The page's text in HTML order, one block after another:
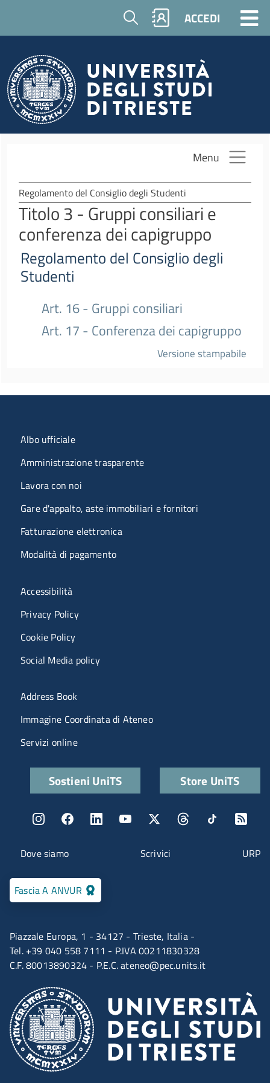
Salta al contenuto principale
Cerca ACCEDI
Menu
Regolamento del Consiglio degli Studenti
Titolo 3 - Gruppi consiliari e
conferenza dei capigruppo
Regolamento del Consiglio degli
Studenti
Art. 16 - Gruppi consiliari
Art. 17 - Conferenza dei capigruppo
Versione stampabile
Piazzale Europa, 1 - 34127 - Trieste, Italia -
Tel. +39 040 558 7111 - P.IVA 00211830328
C.F. 80013890324 - P.E.C.ateneo@pec.units.it
Fascia A ANVUR
Menu contatti
Dove siamo Scrivici URP
Menu organizzazione
Albo ufficiale
Amministrazione trasparente
Lavora con noi
Gare d'appalto, aste immobiliari e fornitori
Fatturazione elettronica
Modalità di pagamento
Menù riferimenti
Accessibilità
Privacy Policy
Cookie Policy
Social Media policy
Menu portale
Address Book
Immagine Coordinata di Ateneo
Servizi online
Quick linksSostieni UniTS Store UniTS
Menu social